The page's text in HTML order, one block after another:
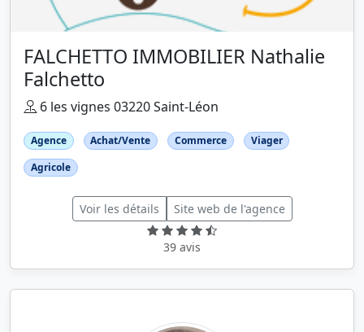
FALCHETTO IMMOBILIER Nathalie
Falchetto
6 les vignes 03220 Saint-Léon
Agence Achat/Vente Commerce
Viager
Agricole
Voir les détails Site web de l'agence
39 avis